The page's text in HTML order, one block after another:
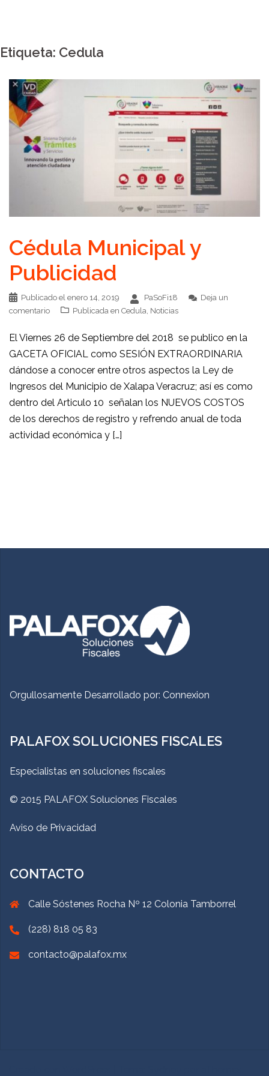
Etiqueta: Cedula
Cédula Municipal y
Publicidad
Publicado el enero 14, 2019 PaSoFi18
Deja un
comentario
Publicada en Cedula, Noticias
El Viernes 26 de Septiembre del 2018 se publico en la
GACETA OFICIAL como SESIÓN EXTRAORDINARIA
dándose a conocer entre otros aspectos la Ley de
Ingresos del Municipio de Xalapa Veracruz; así es como
dentro del Articulo 10 señalan los NUEVOS COSTOS
de los derechos de registro y refrendo anual de toda
actividad económica y […]
Orgullosamente Desarrollado por: Connexion
PALAFOX SOLUCIONES FISCALES
Especialistas en soluciones fiscales
© 2015 PALAFOX Soluciones Fiscales
Aviso de Privacidad
CONTACTO
Calle Sóstenes Rocha Nº 12 Colonia Tamborrel
(228) 818 05 83
contacto@palafox.mx